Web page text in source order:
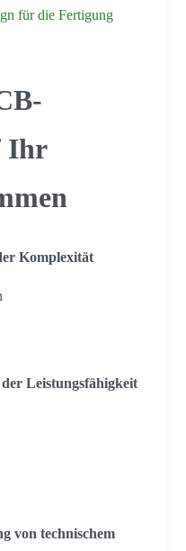
für die Fertigung
Ihr
Komplexität
Leistungsfähigkeit
von technischem